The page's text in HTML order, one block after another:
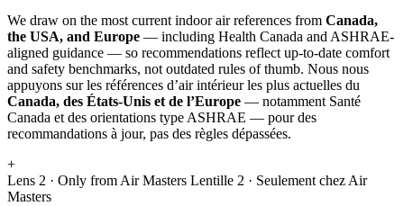
We draw on the most current indoor air references from Canada,
the USA, and Europe — including Health Canada and ASHRAE-
aligned guidance — so recommendations reflect up-to-date comfort
and safety benchmarks, not outdated rules of thumb. Nous nous
appuyons sur les références d’air intérieur les plus actuelles du
Canada, des États-Unis et de l’Europe — notamment Santé
Canada et des orientations type ASHRAE — pour des
recommandations à jour, pas des règles dépassées.
+
Lens 2 · Only from Air Masters Lentille 2 · Seulement chez Air
Masters